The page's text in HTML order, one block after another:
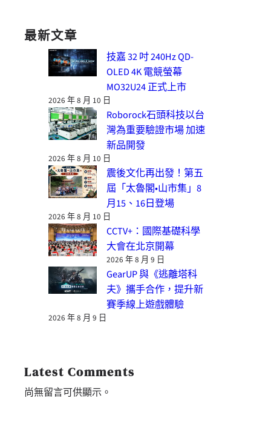
最新文章
技嘉 32 吋 240Hz QD-
OLED 4K 電競螢幕
MO32U24 正式上市
2026 年 8 月 10 日
Roborock石頭科技以台
灣為重要驗證市場 加速
新品開發
2026 年 8 月 10 日
震後文化再出發！第五
屆「太魯閣•山市集」8
月15、16日登場
2026 年 8 月 10 日
CCTV+：國際基礎科學
大會在北京開幕
2026 年 8 月 9 日
GearUP 與《逃離塔科
夫》攜手合作，提升新
賽季線上遊戲體驗
2026 年 8 月 9 日
Latest Comments
尚無留言可供顯示。